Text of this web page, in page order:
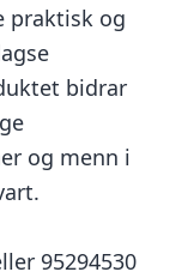
praktisk og
bidrar
og menn i
95294530